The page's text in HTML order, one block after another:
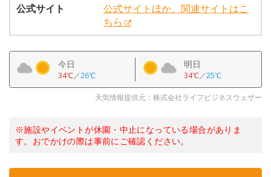
公式サイト
公式サイトほか、関連サイトはこ
ちら
今日
34℃／26℃
明日
34℃／25℃
天気情報提供元：株式会社ライフビジネスウェザー
※施設やイベントが休園・中止になっている場合がありま
す。おでかけの際は事前にご確認ください。